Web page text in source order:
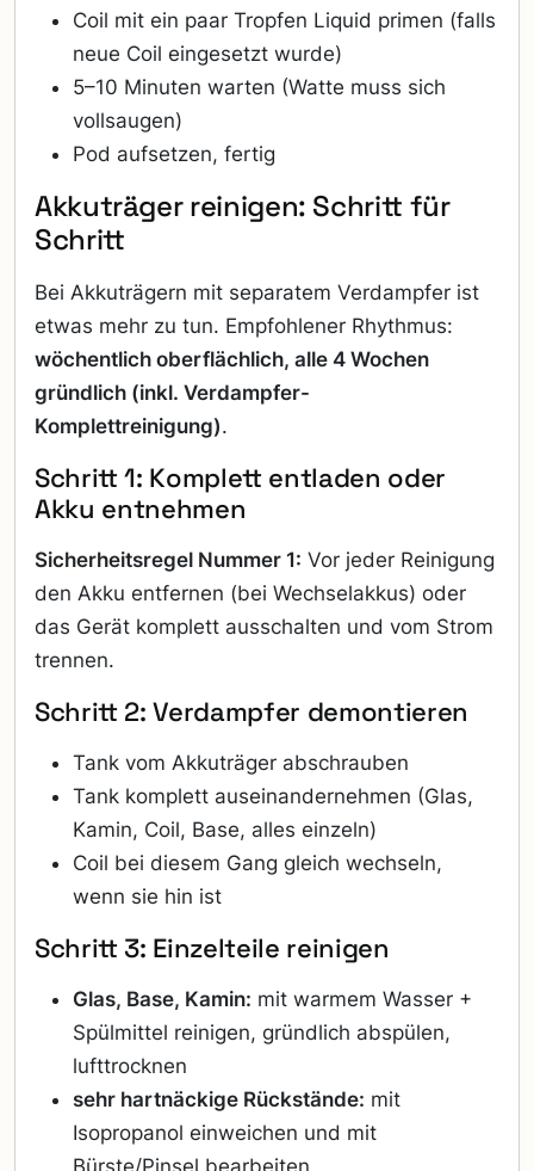
Coil mit ein paar Tropfen Liquid primen (falls
neue Coil eingesetzt wurde)
5–10 Minuten warten (Watte muss sich
vollsaugen)
Pod aufsetzen, fertig
Akkuträger reinigen: Schritt für
Schritt
Bei Akkuträgern mit separatem Verdampfer ist
etwas mehr zu tun. Empfohlener Rhythmus:
wöchentlich oberflächlich, alle 4 Wochen
gründlich (inkl. Verdampfer-
Komplettreinigung).
Schritt 1: Komplett entladen oder
Akku entnehmen
Sicherheitsregel Nummer 1: Vor jeder Reinigung
den Akku entfernen (bei Wechselakkus) oder
das Gerät komplett ausschalten und vom Strom
trennen.
Schritt 2: Verdampfer demontieren
Tank vom Akkuträger abschrauben
Tank komplett auseinandernehmen (Glas,
Kamin, Coil, Base, alles einzeln)
Coil bei diesem Gang gleich wechseln,
wenn sie hin ist
Schritt 3: Einzelteile reinigen
Glas, Base, Kamin: mit warmem Wasser +
Spülmittel reinigen, gründlich abspülen,
lufttrocknen
sehr hartnäckige Rückstände: mit
Isopropanol einweichen und mit
Bürste/Pinsel bearbeiten